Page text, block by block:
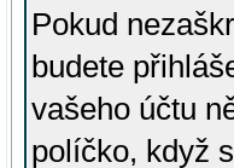
Pokud
budete
vašeho účtu
políčko, když